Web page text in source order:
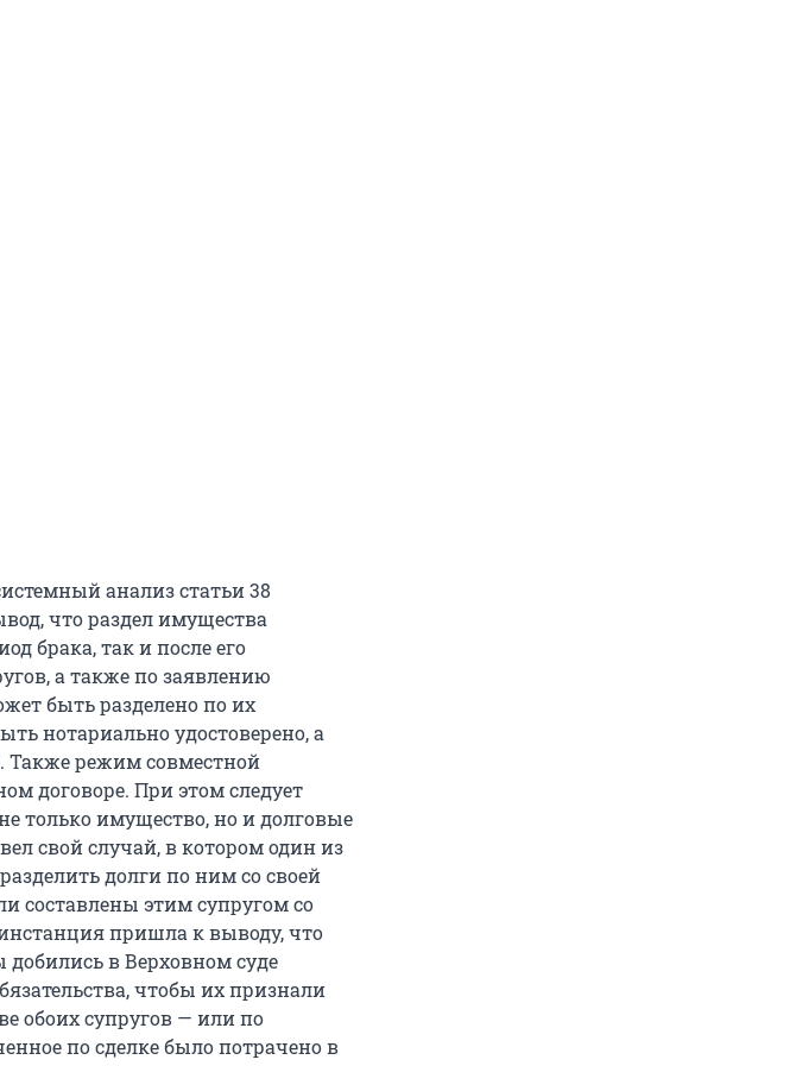
анализ статьи 38
что раздел имущества
брака, так и после его
а также по заявлению
быть разделено по их
нотариально удостоверено, а
Также режим совместной
договоре. При этом следует
только имущество, но и долговые
свой случай, в котором один из
долги по ним со своей
составлены этим супругом со
пришла к выводу, что
в Верховном суде
чтобы их признали
обоих супругов — или по
по сделке было потрачено в